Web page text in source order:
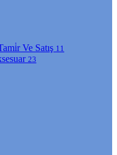
Ve Satış 11
23